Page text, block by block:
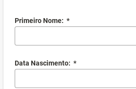
Primeiro Nome: *
Data Nascimento: *